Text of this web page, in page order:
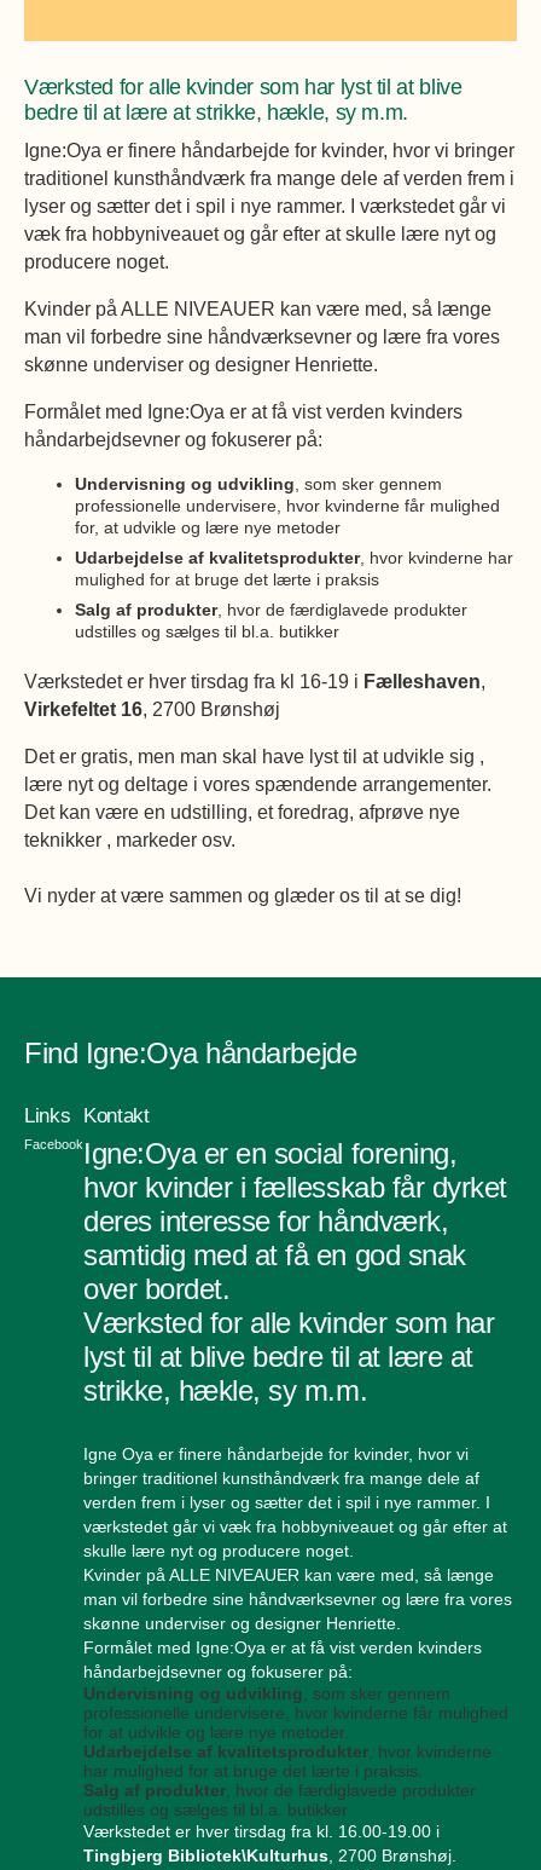
Fælleslokaler
Dokumenter
Værksted for alle kvinder som har lyst til at blive
bedre til at lære at strikke, hækle, sy m.m.
Igne:Oya er finere håndarbejde for kvinder, hvor vi bringer
traditionel kunsthåndværk fra mange dele af verden frem i
lyser og sætter det i spil i nye rammer. I værkstedet går vi
væk fra hobbyniveauet og går efter at skulle lære nyt og
producere noget.
Kvinder på ALLE NIVEAUER kan være med, så længe
man vil forbedre sine håndværksevner og lære fra vores
skønne underviser og designer Henriette.
Formålet med Igne:Oya er at få vist verden kvinders
håndarbejdsevner og fokuserer på:
Undervisning og udvikling, som sker gennem
professionelle undervisere, hvor kvinderne får mulighed
for, at udvikle og lære nye metoder
Udarbejdelse af kvalitetsprodukter, hvor kvinderne har
mulighed for at bruge det lærte i praksis
Salg af produkter, hvor de færdiglavede produkter
udstilles og sælges til bl.a. butikker
​Værkstedet er hver tirsdag fra kl 16-19 i Fælleshaven,
Virkefeltet 16, 2700 Brønshøj
Det er gratis, men man skal have lyst til at udvikle sig ,
lære nyt og deltage i vores spændende arrangementer.
Det kan være en udstilling, et foredrag, afprøve nye
teknikker , markeder osv.
Vi nyder at være sammen og glæder os til at se dig!
Find Igne:Oya håndarbejde
Links
Facebook
Kontakt
Igne:Oya er en social forening,
hvor kvinder i fællesskab får dyrket
deres interesse for håndværk,
samtidig med at få en god snak
over bordet.
Værksted for alle kvinder som har
lyst til at blive bedre til at lære at
strikke, hækle, sy m.m.
Igne Oya er finere håndarbejde for kvinder, hvor vi
bringer traditionel kunsthåndværk fra mange dele af
verden frem i lyser og sætter det i spil i nye rammer. I
værkstedet går vi væk fra hobbyniveauet og går efter at
skulle lære nyt og producere noget.
Kvinder på ALLE NIVEAUER kan være med, så længe
man vil forbedre sine håndværksevner og lære fra vores
skønne underviser og designer Henriette.
Formålet med Igne:Oya er at få vist verden kvinders
håndarbejdsevner og fokuserer på:
Undervisning og udvikling, som sker gennem
professionelle undervisere, hvor kvinderne får mulighed
for at udvikle og lære nye metoder.
Udarbejdelse af kvalitetsprodukter, hvor kvinderne
har mulighed for at bruge det lærte i praksis.
Salg af produkter, hvor de færdiglavede produkter
udstilles og sælges til bl.a. butikker
​Værkstedet er hver tirsdag fra kl. 16.00-19.00 i
Tingbjerg Bibliotek\Kulturhus, 2700 Brønshøj.